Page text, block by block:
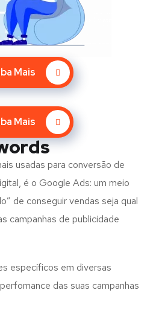
Mais
Mais
usadas para conversão de
é o Google Ads: um meio
de conseguir vendas seja qual
campanhas de publicidade
específicos em diversas
das suas campanhas